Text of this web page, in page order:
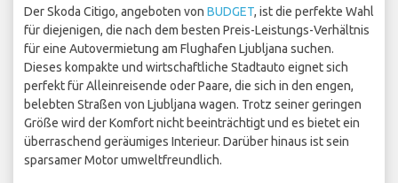
Der Skoda Citigo, angeboten von BUDGET, ist die perfekte Wahl
für diejenigen, die nach dem besten Preis-Leistungs-Verhältnis
für eine Autovermietung am Flughafen Ljubljana suchen.
Dieses kompakte und wirtschaftliche Stadtauto eignet sich
perfekt für Alleinreisende oder Paare, die sich in den engen,
belebten Straßen von Ljubljana wagen. Trotz seiner geringen
Größe wird der Komfort nicht beeinträchtigt und es bietet ein
überraschend geräumiges Interieur. Darüber hinaus ist sein
sparsamer Motor umweltfreundlich.